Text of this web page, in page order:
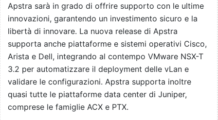
Apstra sarà in grado di offrire supporto con le ultime
innovazioni, garantendo un investimento sicuro e la
libertà di innovare. La nuova release di Apstra
supporta anche piattaforme e sistemi operativi Cisco,
Arista e Dell, integrando al contempo VMware NSX-T
3.2 per automatizzare il deployment delle vLan e
validare le configurazioni. Apstra supporta inoltre
quasi tutte le piattaforme data center di Juniper,
comprese le famiglie ACX e PTX.